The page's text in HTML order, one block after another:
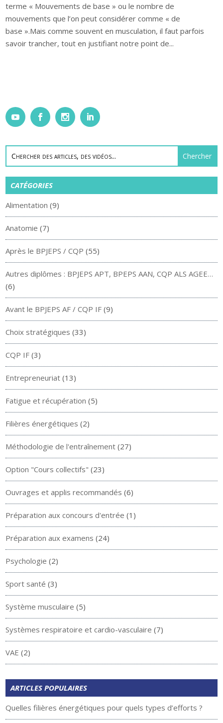
terme « Mouvements de base » ou le nombre de
mouvements que l’on peut considérer comme « de
base ».Mais comme souvent en musculation, il faut parfois
savoir trancher, tout en justifiant notre point de...
CATÉGORIES
Alimentation (9)
Anatomie (7)
Après le BPJEPS / CQP (55)
Autres diplômes : BPJEPS APT, BPEPS AAN, CQP ALS AGEE…
(6)
Avant le BPJEPS AF / CQP IF (9)
Choix stratégiques (33)
CQP IF (3)
Entrepreneuriat (13)
Fatigue et récupération (5)
Filières énergétiques (2)
Méthodologie de l'entraînement (27)
Option "Cours collectifs" (23)
Ouvrages et applis recommandés (6)
Préparation aux concours d'entrée (1)
Préparation aux examens (24)
Psychologie (2)
Sport santé (3)
Système musculaire (5)
Systèmes respiratoire et cardio-vasculaire (7)
VAE (2)
ARTICLES POPULAIRES
Quelles filières énergétiques pour quels types d’efforts ?